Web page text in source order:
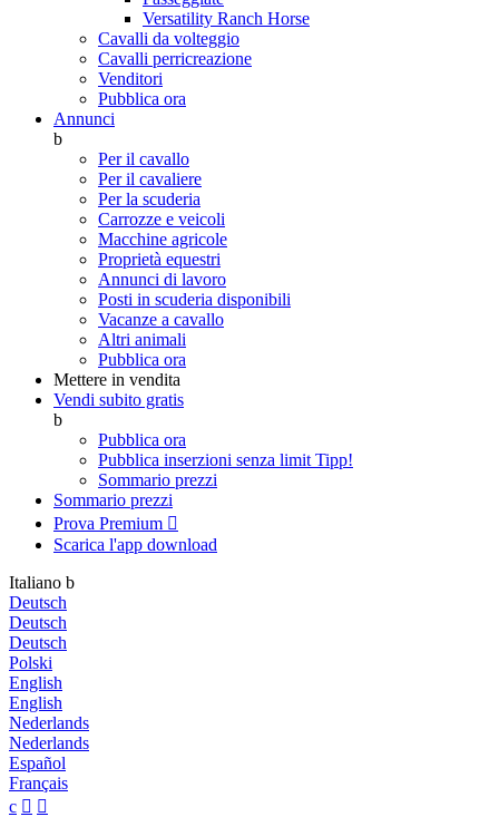
Versatility Ranch Horse
Cavalli da volteggio
Cavalli perricreazione
Venditori
Pubblica ora
Annunci
b
Per il cavallo
Per il cavaliere
Per la scuderia
Carrozze e veicoli
Macchine agricole
Proprietà equestri
Annunci di lavoro
Posti in scuderia disponibili
Vacanze a cavallo
Altri animali
Pubblica ora
Mettere in vendita
Vendi subito gratis
b
Pubblica ora
Pubblica inserzioni senza limit Tipp!
Sommario prezzi
Sommario prezzi
Prova Premium 
Scarica l'app download
Italiano b
Deutsch
Deutsch
Deutsch
Polski
English
English
Nederlands
Nederlands
Español
Français
c  